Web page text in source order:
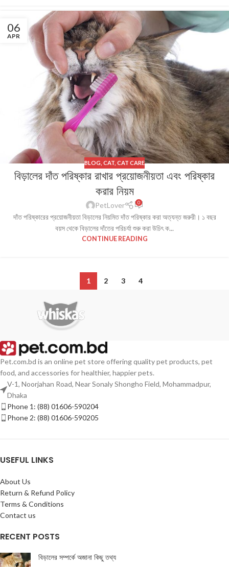
06
APR
BLOG CAT CAT CARE
বিড়ালের দাঁত পরিষ্কার রাখার প্রয়োজনীয়তা এবং পরিষ্কার
করার নিয়ম
PetLover 0
দাঁত পরিষ্কারের প্রয়োজনীয়তা বিড়ালের নিয়মিত দাঁত পরিষ্কার করা অত্যন্ত জরুরী। ১ বছর
বয়স থেকে বিড়ালের দাঁতের পরিচর্যা শুরু করা উচিৎ ক...
CONTINUE READING
1 2 3 4
Pet.com.bd is an online pet store offering quality pet products, pet
food, and accessories for healthier, happier pets.
V-1, Noorjahan Road, Near Sonaly Shongho Field, Mohammadpur,
Dhaka
Phone 1: (88) 01606-590204
Phone 2: (88) 01606-590205
USEFUL LINKS
About Us
Return & Refund Policy
Terms & Conditions
Contact us
RECENT POSTS
বিড়ালের সম্পর্কে অজানা কিছু তথ্য